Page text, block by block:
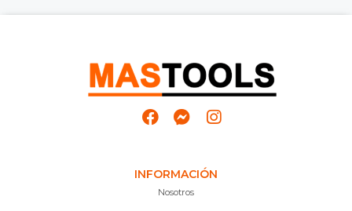
INFORMACIÓN
Nosotros